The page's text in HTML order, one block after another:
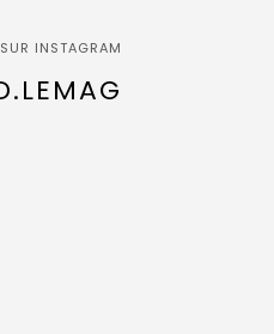
INSTAGRAM